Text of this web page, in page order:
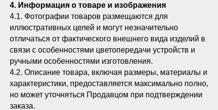
4. Информация о товаре и изображения
4.1. Фотографии товаров размещаются для
иллюстративных целей и могут незначительно
отличаться от фактического внешнего вида изделий в
связи с особенностями цветопередачи устройств и
ручными особенностями изготовления.
4.2. Описание товара, включая размеры, материалы и
характеристики, предоставляется максимально полно,
но может уточняться Продавцом при подтверждении
заказа.